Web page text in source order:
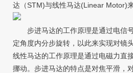
达（STM)与线性马达(Linear Motor)来
步进马达的工作原理是通过电信
定角度内分步旋转，以此来实现对镜
线性马达的工作原理是通过电磁力直
挪动。步进马达的特点是对焦平滑，